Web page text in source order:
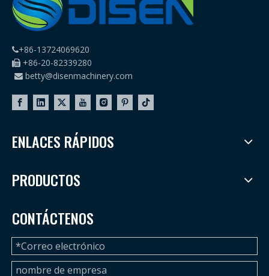
+86-13724069620
 +86-20-82339280
 betty@disenmachinery.com
ENLACES RÁPIDOS
PRODUCTOS
CONTÁCTENOS